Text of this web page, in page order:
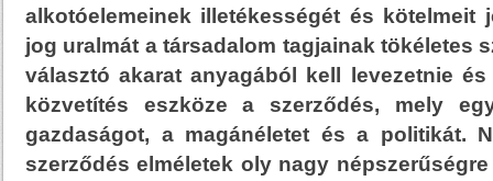
alkotóelemeinek illetékességét és kötelmeit
jog uralmát a társadalom tagjainak tökéletes
választó akarat anyagából kell levezetnie
közvetítés eszköze a szerződés, mely
gazdaságot, a magánéletet és a politikát.
szerződés elméletek oly nagy